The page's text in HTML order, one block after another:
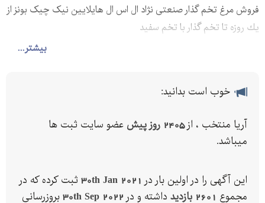
بیشتر...
فروش مرغ تخم گذار صنعتی نژاد ال اس ال هایلایین نیک چیک بونز از
يك روزه تا تخم گذار با تخم سفید
عرضه کننده بذر چغندر قند
ایزابلا المان
ایزابلا ترک
فرناندو المان
پیرولا
خوب است بدانید:
آريا منتخب ، از2405 روز پیش
عضو سایت ثبت ها
میباشد.
این آگهی را در اولین بار در 30th Jan 2021 ثبت کرده که در
مجموع 2601 بازدید داشته و در 30th Sep 2022 بروزرسانی